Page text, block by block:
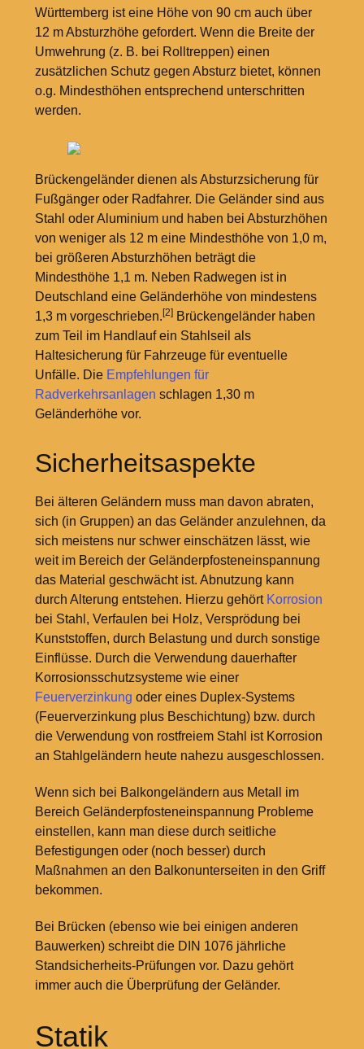
Württemberg ist eine Höhe von 90 cm auch über
12 m Absturzhöhe gefordert. Wenn die Breite der
Umwehrung (z. B. bei Rolltreppen) einen
zusätzlichen Schutz gegen Absturz bietet, können
o.g. Mindesthöhen entsprechend unterschritten
werden.
Brückengeländer dienen als Absturzsicherung für
Fußgänger oder Radfahrer. Die Geländer sind aus
Stahl oder Aluminium und haben bei Absturzhöhen
von weniger als 12 m eine Mindesthöhe von 1,0 m,
bei größeren Absturzhöhen beträgt die
Mindesthöhe 1,1 m. Neben Radwegen ist in
Deutschland eine Geländerhöhe von mindestens
1,3 m vorgeschrieben. [2]Brückengeländer haben
zum Teil im Handlauf ein Stahlseil als
Haltesicherung für Fahrzeuge für eventuelle
Unfälle. Die Empfehlungen für
Radverkehrsanlagen schlagen 1,30 m
Geländerhöhe vor.
Sicherheitsaspekte
Bei älteren Geländern muss man davon abraten,
sich (in Gruppen) an das Geländer anzulehnen, da
sich meistens nur schwer einschätzen lässt, wie
weit im Bereich der Geländerpfosteneinspannung
das Material geschwächt ist. Abnutzung kann
durch Alterung entstehen. Hierzu gehört Korrosion
bei Stahl, Verfaulen bei Holz, Versprödung bei
Kunststoffen, durch Belastung und durch sonstige
Einflüsse. Durch die Verwendung dauerhafter
Korrosionsschutzsysteme wie einer
Feuerverzinkung oder eines Duplex-Systems
(Feuerverzinkung plus Beschichtung) bzw. durch
die Verwendung von rostfreiem Stahl ist Korrosion
an Stahlgeländern heute nahezu ausgeschlossen.
Wenn sich bei Balkongeländern aus Metall im
Bereich Geländerpfosteneinspannung Probleme
einstellen, kann man diese durch seitliche
Befestigungen oder (noch besser) durch
Maßnahmen an den Balkonunterseiten in den Griff
bekommen.
Bei Brücken (ebenso wie bei einigen anderen
Bauwerken) schreibt die DIN 1076 jährliche
Standsicherheits-Prüfungen vor. Dazu gehört
immer auch die Überprüfung der Geländer.
Statik